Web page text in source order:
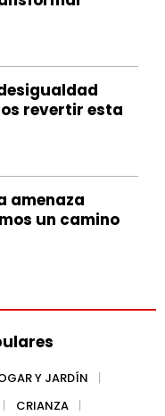
revertir esta
amenaza
un camino
Y JARDÍN
CRIANZA